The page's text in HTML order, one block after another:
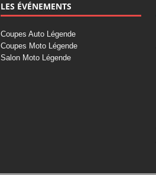
LES ÉVÉNEMENTS
Coupes Auto Légende
Coupes Moto Légende
Salon Moto Légende